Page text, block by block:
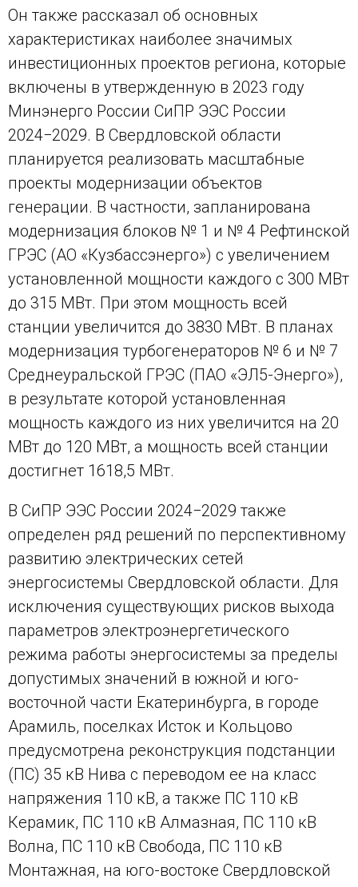
Он также рассказал об основных
характеристиках наиболее значимых
инвестиционных проектов региона, которые
включены в утвержденную в 2023 году
Минэнерго России СиПР ЭЭС России
2024−2029. В Свердловской области
планируется реализовать масштабные
проекты модернизации объектов
генерации. В частности, запланирована
модернизация блоков № 1 и № 4 Рефтинской
ГРЭС (АО «Кузбассэнерго») с увеличением
установленной мощности каждого с 300 МВт
до 315 МВт. При этом мощность всей
станции увеличится до 3830 МВт. В планах
модернизация турбогенераторов № 6 и № 7
Среднеуральской ГРЭС (ПАО «ЭЛ5-Энерго»),
в результате которой установленная
мощность каждого из них увеличится на 20
МВт до 120 МВт, а мощность всей станции
достигнет 1618,5 МВт.
В СиПР ЭЭС России 2024−2029 также
определен ряд решений по перспективному
развитию электрических сетей
энергосистемы Свердловской области. Для
исключения существующих рисков выхода
параметров электроэнергетического
режима работы энергосистемы за пределы
допустимых значений в южной и юго-
восточной части Екатеринбурга, в городе
Арамиль, поселках Исток и Кольцово
предусмотрена реконструкция подстанции
(ПС) 35 кВ Нива с переводом ее на класс
напряжения 110 кВ, а также ПС 110 кВ
Керамик, ПС 110 кВ Алмазная, ПС 110 кВ
Волна, ПС 110 кВ Свобода, ПС 110 кВ
Монтажная, на юго-востоке Свердловской